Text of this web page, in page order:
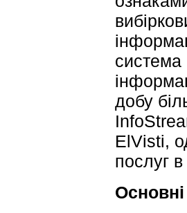
система
добу
ElVisti,
послуг в